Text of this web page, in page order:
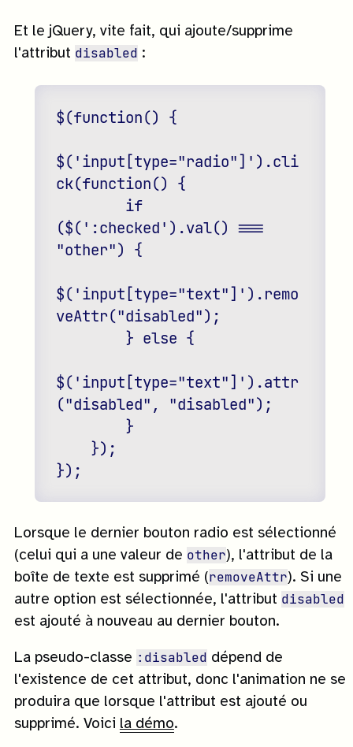
Et le jQuery, vite fait, qui ajoute/supprime
l'attribut disabled :
$(function() {
$('input[type="radio"]').cli
ck(function() {
($(':checked').val() ===
"other") {
$('input[type="text"]').remo
veAttr("disabled");
$('input[type="text"]').attr
("disabled", "disabled");
Lorsque le dernier bouton radio est sélectionné
(celui qui a une valeur de other), l'attribut de la
boîte de texte est supprimé (removeAttr). Si une
autre option est sélectionnée, l'attribut disabled
est ajouté à nouveau au dernier bouton.
La pseudo-classe :disabled dépend de
l'existence de cet attribut, donc l'animation ne se
produira que lorsque l'attribut est ajouté ou
supprimé. Voici la démo.